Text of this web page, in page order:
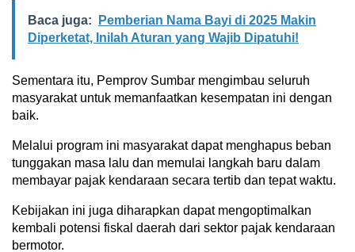
Baca juga:
Pemberian Nama Bayi di 2025 Makin
Diperketat, Inilah Aturan yang Wajib Dipatuhi!
Sementara itu, Pemprov Sumbar mengimbau seluruh
masyarakat untuk memanfaatkan kesempatan ini dengan
baik.
Melalui program ini masyarakat dapat menghapus beban
tunggakan masa lalu dan memulai langkah baru dalam
membayar pajak kendaraan secara tertib dan tepat waktu.
Kebijakan ini juga diharapkan dapat mengoptimalkan
kembali potensi fiskal daerah dari sektor pajak kendaraan
bermotor.